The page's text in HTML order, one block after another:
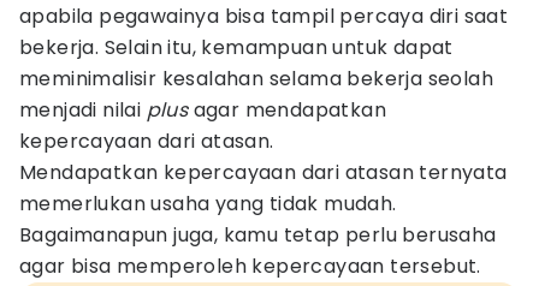
apabila pegawainya bisa tampil percaya diri saat
bekerja. Selain itu, kemampuan untuk dapat
meminimalisir kesalahan selama bekerja seolah
menjadi nilai plusagar mendapatkan
kepercayaan dari atasan.
Mendapatkan kepercayaan dari atasan ternyata
memerlukan usaha yang tidak mudah.
Bagaimanapun juga, kamu tetap perlu berusaha
agar bisa memperoleh kepercayaan tersebut.